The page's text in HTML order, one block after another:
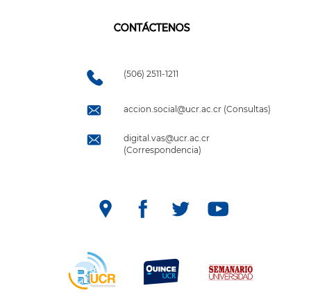
CONTÁCTENOS
(506) 2511-1211
accion.social@ucr.ac.cr (Consultas)
digital.vas@ucr.ac.cr
(Correspondencia)